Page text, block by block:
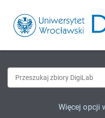
Więcej opcji